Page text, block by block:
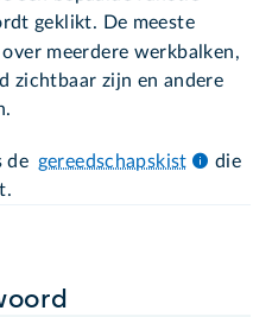
geklikt. De meeste
meerdere werkbalken,
zichtbaar zijn en andere
de gereedschapskist
die